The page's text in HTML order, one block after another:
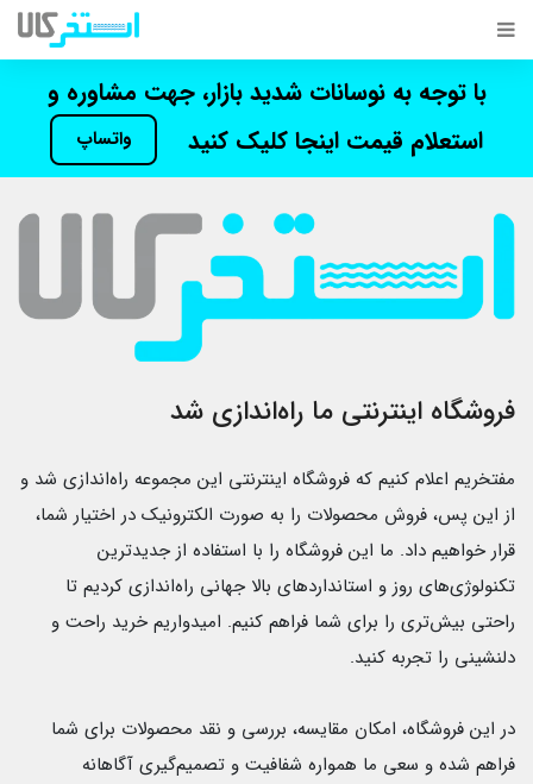
با توجه به نوسانات شدید بازار، جهت مشاوره و
استعلام قیمت اینجا کلیک کنید
واتساپ
فروشگاه اینترنتی ما راه‌اندازی شد
مفتخریم اعلام کنیم که فروشگاه اینترنتی این مجموعه راه‌اندازی شد و
از این پس، فروش محصولات را به صورت الکترونیک در اختیار شما،
قرار خواهیم داد. ما این فروشگاه را با استفاده از جدیدترین
تکنولوژی‌های روز و استانداردهای بالا جهانی راه‌اندازی کردیم تا
راحتی بیش‌تری را برای شما فراهم کنیم. امیدواریم خرید راحت و
دلنشینی را تجربه کنید.
در این فروشگاه، امکان مقایسه، بررسی و نقد محصولات برای شما
فراهم شده و سعی ما همواره شفافیت و تصمیم‌گیری آگاهانه